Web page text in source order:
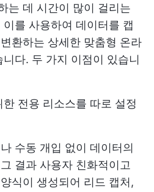
는 데 시간이 많이 걸리는
를 사용하여 데이터를 캡
환하는 상세한 맞춤형 온라
다. 두 가지 이점이 있습니
전용 리소스를 따로 설정
수동 개입 없이 데이터의
결과 사용자 친화적이고
식이 생성되어 리드 캡처,